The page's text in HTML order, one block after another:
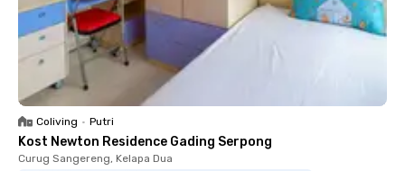
Coliving • Putri
Kost Newton Residence Gading Serpong
Curug Sangereng, Kelapa Dua